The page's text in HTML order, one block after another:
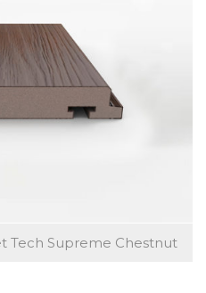
Tech Supreme Chestnut